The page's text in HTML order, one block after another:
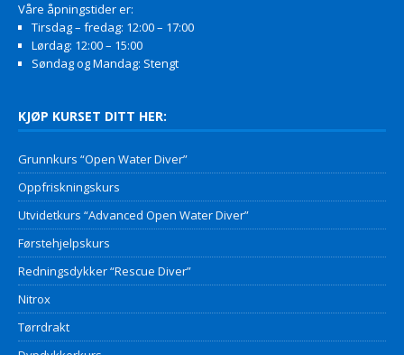
Våre åpningstider er:
Tirsdag – fredag: 12:00 – 17:00
Lørdag: 12:00 – 15:00
Søndag og Mandag: Stengt
KJØP KURSET DITT HER:
Grunnkurs “Open Water Diver”
Oppfriskningskurs
Utvidetkurs “Advanced Open Water Diver”
Førstehjelpskurs
Redningsdykker “Rescue Diver”
Nitrox
Tørrdrakt